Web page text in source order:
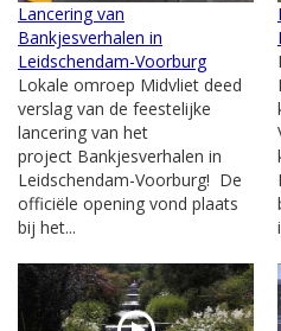
Lancering van
Bankjesverhalen in
Leidschendam-Voorburg
Lokale omroep Midvliet deed
verslag van de feestelijke
lancering van het
project Bankjesverhalen in
Leidschendam-Voorburg! De
officiële opening vond plaats
bij het...